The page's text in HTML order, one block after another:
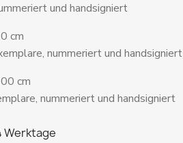
und handsigniert
cm
nummeriert und handsigniert
cm
nummeriert und handsigniert
Werktage